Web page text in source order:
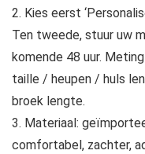
2. Kies eerst
Ten tweede, stuur uw
komende 48 uur.
taille / heupen / huls
broek lengte.
3. Materiaal:
comfortabel, zachter,